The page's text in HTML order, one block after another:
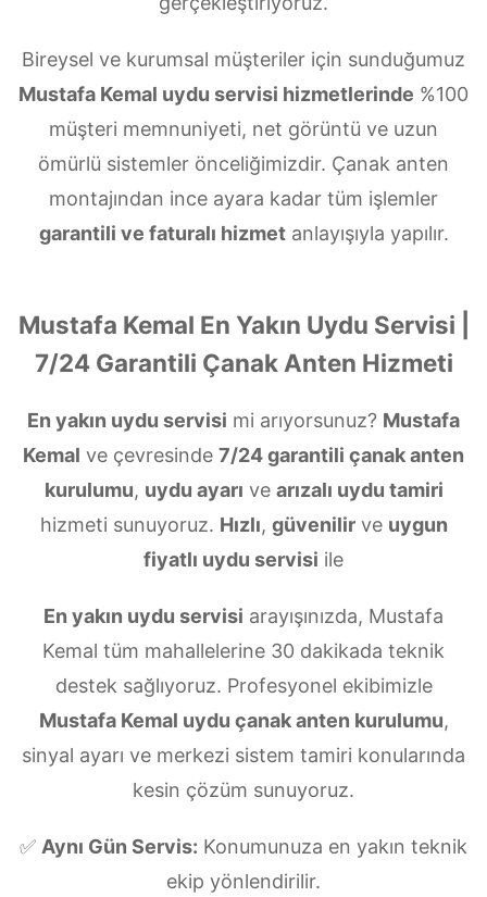
Bireysel ve kurumsal müşteriler için sunduğumuz
Mustafa Kemal uydu servisi hizmetlerinde %100
müşteri memnuniyeti, net görüntü ve uzun
ömürlü sistemler önceliğimizdir. Çanak anten
montajından ince ayara kadar tüm işlemler
garantili ve faturalı hizmetanlayışıyla yapılır.
Mustafa Kemal En Yakın Uydu Servisi |
7/24 Garantili Çanak Anten Hizmeti
En yakın uydu servisi mi arıyorsunuz? Mustafa
Kemal ve çevresinde 7/24 garantili çanak anten
kurulumu, uydu ayarı ve arızalı uydu tamiri
hizmeti sunuyoruz. Hızlı, güvenilirve uygun
fiyatlı uydu servisi ile
En yakın uydu servisi arayışınızda, Mustafa
Kemal tüm mahallelerine 30 dakikada teknik
destek sağlıyoruz. Profesyonel ekibimizle
Mustafa Kemal uydu çanak anten kurulumu,
sinyal ayarı ve merkezi sistem tamiri konularında
kesin çözüm sunuyoruz.
✅ Aynı Gün Servis: Konumunuza en yakın teknik
ekip yönlendirilir.